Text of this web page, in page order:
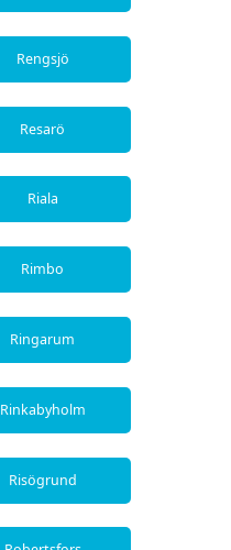
Rengsjö
Resarö
Riala
Rimbo
Ringarum
Rinkabyholm
Risögrund